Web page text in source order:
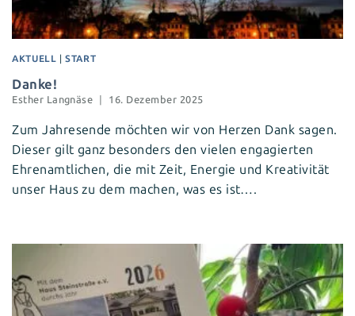
AKTUELL |START
Danke!
Esther Langnäse 16. Dezember 2025
Zum Jahresende möchten wir von Herzen Dank sagen.
Dieser gilt ganz besonders den vielen engagierten
Ehrenamtlichen, die mit Zeit, Energie und Kreativität
unser Haus zu dem machen, was es ist….